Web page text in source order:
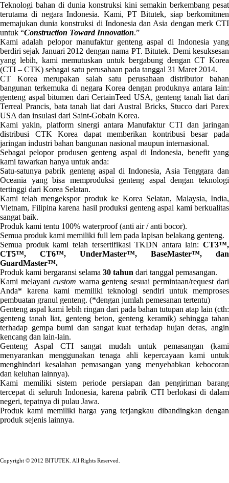
Teknologi bahan di dunia konstruksi kini semakin berkembang pesat
terutama di negara Indonesia. Kami, PT Bitutek, siap berkomitmen
memajukan dunia konstruksi di Indonesia dan Asia dengan merk CTI
untuk “Construction Toward Innovation.”
Kami adalah pelopor manufaktur genteng aspal di Indonesia yang
berdiri sejak Januari 2012 dengan nama PT. Bitutek. Demi kesuksesan
yang lebih, kami memutuskan untuk bergabung dengan CT Korea
(CTI – CTK) sebagai satu perusahaan pada tanggal 31 Maret 2014.
CT Korea merupakan salah satu perusahaan distributor bahan
bangunan terkemuka di negara Korea dengan produknya antara lain:
genteng aspal bitumen dari CertainTeed USA, genteng tanah liat dari
Terreal Prancis, bata tanah liat dari Austral Bricks, Stucco dari Parex
USA dan insulasi dari Saint-Gobain Korea.
Kami yakin, platform sinergi antara Manufaktur CTI dan jaringan
distribusi CTK Korea dapat memberikan kontribusi besar pada
jaringan industri bahan bangunan nasional maupun internasional.
Sebagai pelopor produsen genteng aspal di Indonesia, benefit yang
kami tawarkan hanya untuk anda:
Satu-satunya pabrik genteng aspal di Indonesia, Asia Tenggara dan
Oceania yang bisa memproduksi genteng aspal dengan teknologi
tertinggi dari Korea Selatan.
Kami telah mengekspor produk ke Korea Selatan, Malaysia, India,
Vietnam, Filipina karena hasil produksi genteng aspal kami berkualitas
sangat baik.
Produk kami tentu 100% waterproof (anti air / anti bocor).
Semua produk kami memiliki full lem pada lapisan belakang genteng.
Semua produk kami telah tersertifikasi TKDN antara lain: CT3™,
CT5™, CT6™, UnderMaster™, BaseMaster™, dan
GuardMaster™.
Produk kami bergaransi selama 30 tahun dari tanggal pemasangan.
Kami melayani custom warna genteng sesuai permintaan/request dari
Anda* karena kami memiliki teknologi sendiri untuk memproses
pembuatan granul genteng. (*dengan jumlah pemesanan tertentu)
Genteng aspal kami lebih ringan dari pada bahan tutupan atap lain (cth:
genteng tanah liat, genteng beton, genteng keramik) sehingga tahan
terhadap gempa bumi dan sangat kuat terhadap hujan deras, angin
kencang dan lain-lain.
Genteng Aspal CTI sangat mudah untuk pemasangan (kami
menyarankan menggunakan tenaga ahli kepercayaan kami untuk
menghindari kesalahan pemasangan yang menyebabkan kebocoran
dan keluhan lainnya).
Kami memiliki sistem periode persiapan dan pengiriman barang
tercepat di seluruh Indonesia, karena pabrik CTI berlokasi di dalam
negeri, tepatnya di pulau Jawa.
Produk kami memiliki harga yang terjangkau dibandingkan dengan
produk sejenis lainnya.
Copyright © 2012 BITUTEK. All Rights Reserved.